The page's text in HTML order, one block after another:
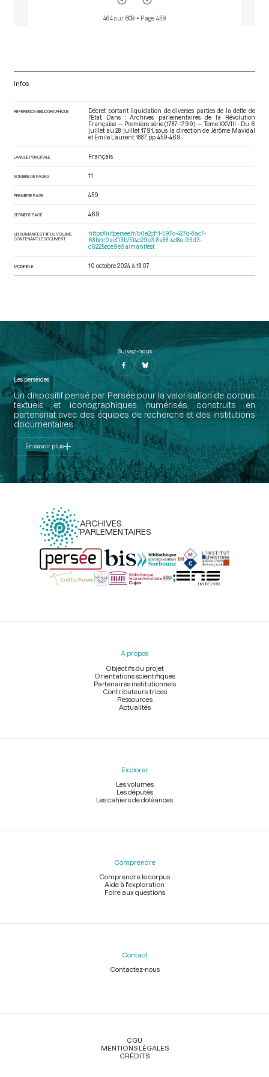
464 sur 809 • Page 459
Infos
RÉFÉRENCE BIBLIOGRAPHIQUE
Décret portant liquidation de diverses parties de la dette de
l’Etat. Dans : Archives parlementaires de la Révolution
Française — Première série (1787-1799) — Tome XXVIII - Du 6
juillet au 28 juillet 1791. , sous la direction de Jérôme Mavidal
et Emile Laurent. 1887. pp. 459-469.
LANGUE PRINCIPALE Français
NOMBRE DE PAGES 11
PREMIÈRE PAGE 459
DERNIÈRE PAGE 469
URI DU MANIFEST IIIF DU VOLUME
CONTENANT LE DOCUMENT
https://iiif.persee.fr/b0e2cf11-597c-427d-8ac7-
68bcc0acf13b/514c29e3-8a88-4d8e-93d3-
c6225ece9e9a/manifest
MODIFIÉ LE 10 octobre 2024 à 18:07
Suivez-nous
Les perséides
Un dispositif pensé par Persée pour la valorisation de corpus
textuels et iconographiques numérisés construits en
partenariat avec des équipes de recherche et des institutions
documentaires.
En savoir plus
ARCHIVES
PARLEMENTAIRES
Menu
À propos
Objectifs du projet
Orientations scientifiques
Partenaires institutionnels
Contributeurs-trices
Ressources
Actualités
Explorer
Les volumes
Les députés
Les cahiers de doléances
Comprendre
Comprendre le corpus
Aide à l'exploration
Foire aux questions
Contact
Contactez-nous
Légal
CGU
MENTIONS LÉGALES
CRÉDITS